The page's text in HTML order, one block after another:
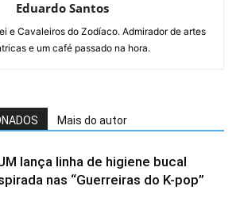
Eduardo Santos
e Cavaleiros do Zodíaco. Admirador de artes
e um café passado na hora.
Mais do autor
lança linha de higiene bucal
nas “Guerreiras do K-pop”